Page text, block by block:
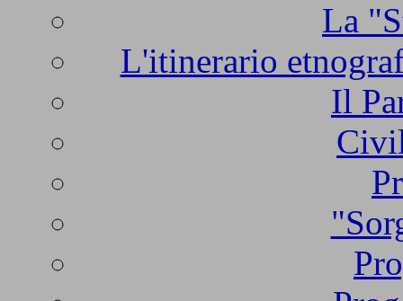
La
L'itinerario
Il